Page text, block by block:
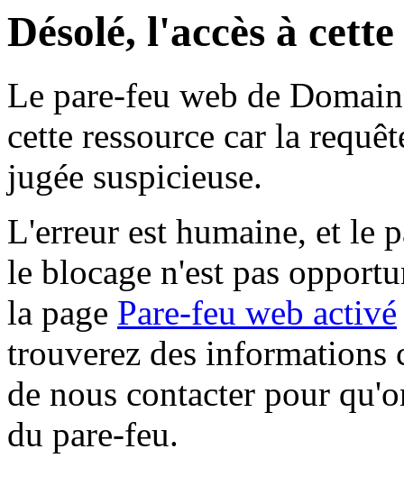
Désolé, l'accès à
Le pare-feu web de
cette ressource car la
jugée suspicieuse.
L'erreur est humaine, et le
le blocage n'est pas
la page Pare-feu web activé
trouverez des informations
de nous contacter pour
du pare-feu.